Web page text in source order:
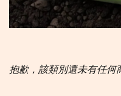
抱歉，該類別還未有任何